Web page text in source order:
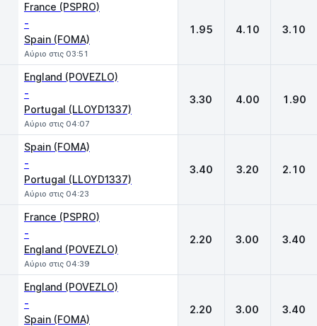
France (PSPRO)
-
Spain (FOMA)
Αύριο στις 03:51
1.95 4.10 3.10
England (POVEZLO)
-
Portugal (LLOYD1337)
Αύριο στις 04:07
3.30 4.00 1.90
Spain (FOMA)
-
Portugal (LLOYD1337)
Αύριο στις 04:23
3.40 3.20 2.10
France (PSPRO)
-
England (POVEZLO)
Αύριο στις 04:39
2.20 3.00 3.40
England (POVEZLO)
-
Spain (FOMA)
2.20 3.00 3.40